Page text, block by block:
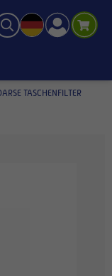
TASCHENFILTER